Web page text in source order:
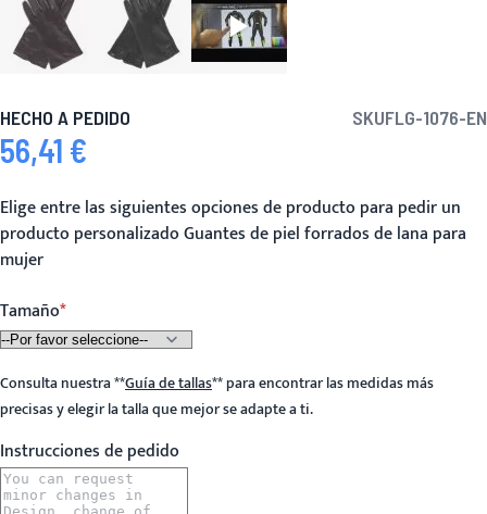
HECHO A PEDIDO SKUFLG-1076-EN
56,41 €
Elige entre las siguientes opciones de producto para pedir un
producto personalizado Guantes de piel forrados de lana para
mujer
Tamaño
Consulta nuestra**Guía de tallas**para encontrar las medidas más
precisas y elegir la talla que mejor se adapte a ti.
Instrucciones de pedido